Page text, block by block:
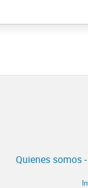
Quienes somos-